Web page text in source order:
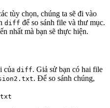
tùy chọn, chúng ta sẽ đi vào
diff để so sánh file và thư mục.
nhất mà bạn sẽ thực hiện.
của diff. Giả sử bạn có hai file
. Để so sánh chúng,